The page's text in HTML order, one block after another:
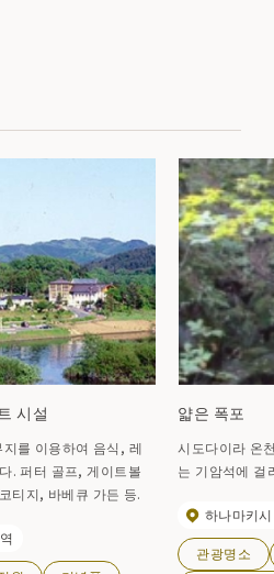
시설
를 이용하여 음식, 레
. 퍼터 골프, 게이트볼
티지, 바베큐 가든 등.
얇은 폭포
시도다이라 온
는 기암석에 걸
하나마키시
관광명소